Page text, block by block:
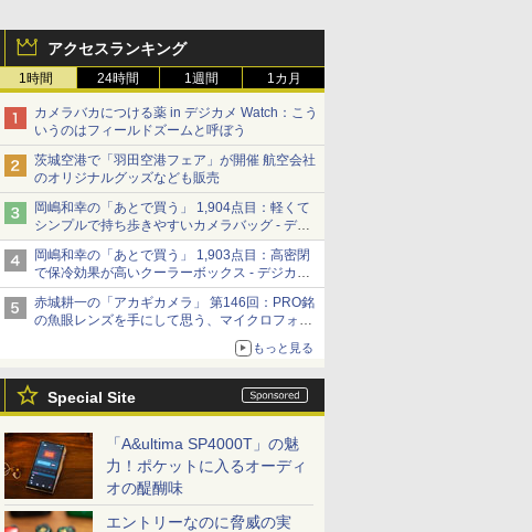
アクセスランキング
1時間 24時間 1週間 1カ月
カメラバカにつける薬 in デジカメ Watch：こう
いうのはフィールドズームと呼ぼう
茨城空港で「羽田空港フェア」が開催 航空会社
のオリジナルグッズなども販売
岡嶋和幸の「あとで買う」 1,904点目：軽くて
シンプルで持ち歩きやすいカメラバッグ - デジ
カメ Watch
岡嶋和幸の「あとで買う」 1,903点目：高密閉
で保冷効果が高いクーラーボックス - デジカメ
Watch
赤城耕一の「アカギカメラ」 第146回：PRO銘
の魚眼レンズを手にして思う、マイクロフォー
もっと見る
Special Site
「A&ultima SP4000T」の魅
力！ポケットに入るオーディ
オの醍醐味
エントリーなのに脅威の実